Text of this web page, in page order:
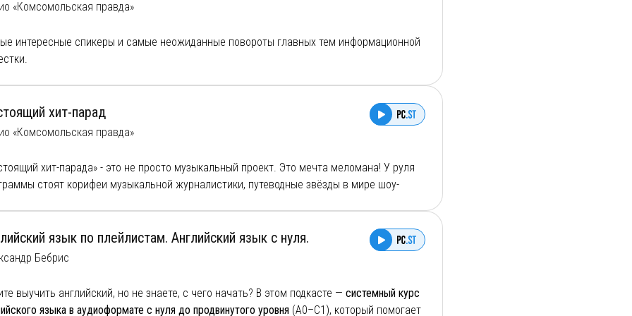
смотрите нас на YouTube:
www.youtube.com/channel/UCWAIvx2yYLK_xTYD4F2mUNw
«Комсомольская правда»
интересные спикеры и самые неожиданные повороты главных тем информационной
хит-парад
«Комсомольская правда»
хит-парада» - это не просто музыкальный проект. Это мечта меломана! У руля
стоят корифеи музыкальной журналистики, путеводные звёзды в мире шоу-
чтобы делать dream-team-программу «Настоящий хит-парад». Каждый выпуск — это
диалоги о музыке и жизни, калейдоскоп из шуток и гитарных риффов,
будущем.
за новые песни
вы можете тут
язык по плейлистам. Английский язык с нуля.
курс
Бебрис
выучить английский, но не знаете, с чего начать? В этом подкасте — системный курс
языка в аудиоформате с нуля до продвинутого уровня (A0–C1), который помогает